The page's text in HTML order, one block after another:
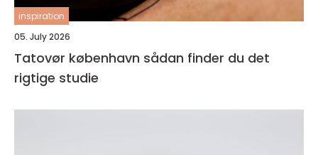
inspiration
05. July 2026
Tatovør københavn sådan finder du det
rigtige studie